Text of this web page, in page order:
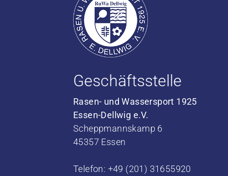
Geschäftsstelle
Rasen- und Wassersport 1925
Essen-Dellwig e.V.
Scheppmannskamp 6
45357 Essen
Telefon: +49 (201) 31655920